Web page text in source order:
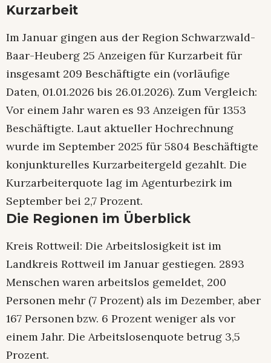
Kurzarbeit
Im Januar gingen aus der Region Schwarzwald-
Baar-Heuberg 25 Anzeigen für Kurzarbeit für
insgesamt 209 Beschäftigte ein (vorläufige
Daten, 01.01.2026 bis 26.01.2026). Zum Vergleich:
Vor einem Jahr waren es 93 Anzeigen für 1353
Beschäftigte. Laut aktueller Hochrechnung
wurde im September 2025 für 5804 Beschäftigte
konjunkturelles Kurzarbeitergeld gezahlt. Die
Kurzarbeiterquote lag im Agenturbezirk im
September bei 2,7 Prozent.
Die Regionen im Überblick
Kreis Rottweil: Die Arbeitslosigkeit ist im
Landkreis Rottweil im Januar gestiegen. 2893
Menschen waren arbeitslos gemeldet, 200
Personen mehr (7 Prozent) als im Dezember, aber
167 Personen bzw. 6 Prozent weniger als vor
einem Jahr. Die Arbeitslosenquote betrug 3,5
Prozent.